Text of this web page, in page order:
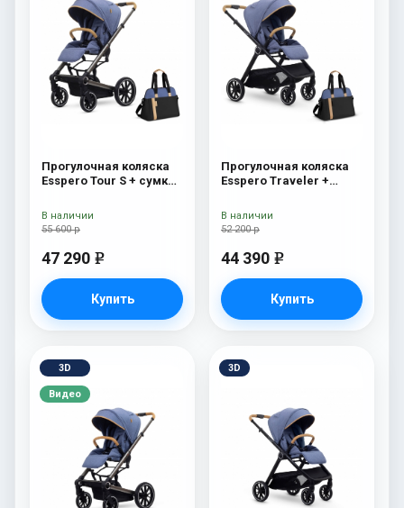
Прогулочная коляска
Esspero Tour S + сумка
55 600 р
47 290 e
Купить
В наличии
Прогулочная коляска
Esspero Traveler +
52 200 р
44 390 e
Купить
В наличии
3D
Видео
3D